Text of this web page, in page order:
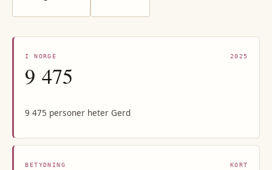
I NORGE 2025
9 475
9 475 personer heter Gerd
BETYDNING KORT